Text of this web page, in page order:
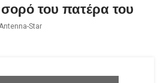
του πατέρα του
Star